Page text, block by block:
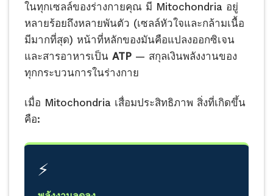
ในทุกเซลล์ของร่างกายคุณ มี Mitochondria อยู่
หลายร้อยถึงหลายพันตัว (เซลล์หัวใจและกล้ามเนื้อ
มีมากที่สุด) หน้าที่หลักของมันคือแปลงออกซิเจน
และสารอาหารเป็นATP — สกุลเงินพลังงานของ
ทุกกระบวนการในร่างกาย
เมื่อ Mitochondria เสื่อมประสิทธิภาพ สิ่งที่เกิดขึ้น
คือ:
⚡